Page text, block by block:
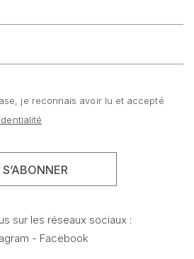
je reconnais avoir lu et accepté
sur les réseaux sociaux :
- Facebook